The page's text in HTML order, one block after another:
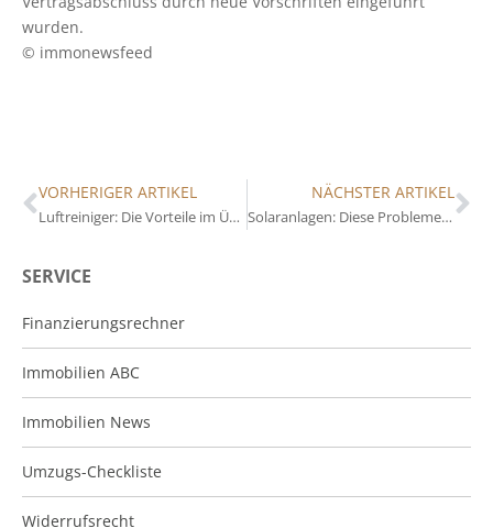
SERVICE
Finanzierungsrechner
Immobilien ABC
Immobilien News
Umzugs-Checkliste
Widerrufsrecht
wurden.
© immonewsfeed
VORHERIGER ARTIKEL
Luftreiniger: Die Vorteile im Überblick
NÄCHSTER ARTIKEL
Solaranlagen: Diese Probleme bestehen bei Balkon-Kraftwerken